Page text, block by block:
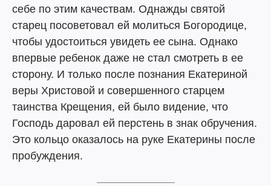
себе по этим качествам. Однажды святой
старец посоветовал ей молиться Богородице,
чтобы удостоиться увидеть ее сына. Однако
впервые ребенок даже не стал смотреть в ее
сторону. И только после познания Екатериной
веры Христовой и совершенного старцем
таинства Крещения, ей было видение, что
Господь даровал ей перстень в знак обручения.
Это кольцо оказалось на руке Екатерины после
пробуждения.